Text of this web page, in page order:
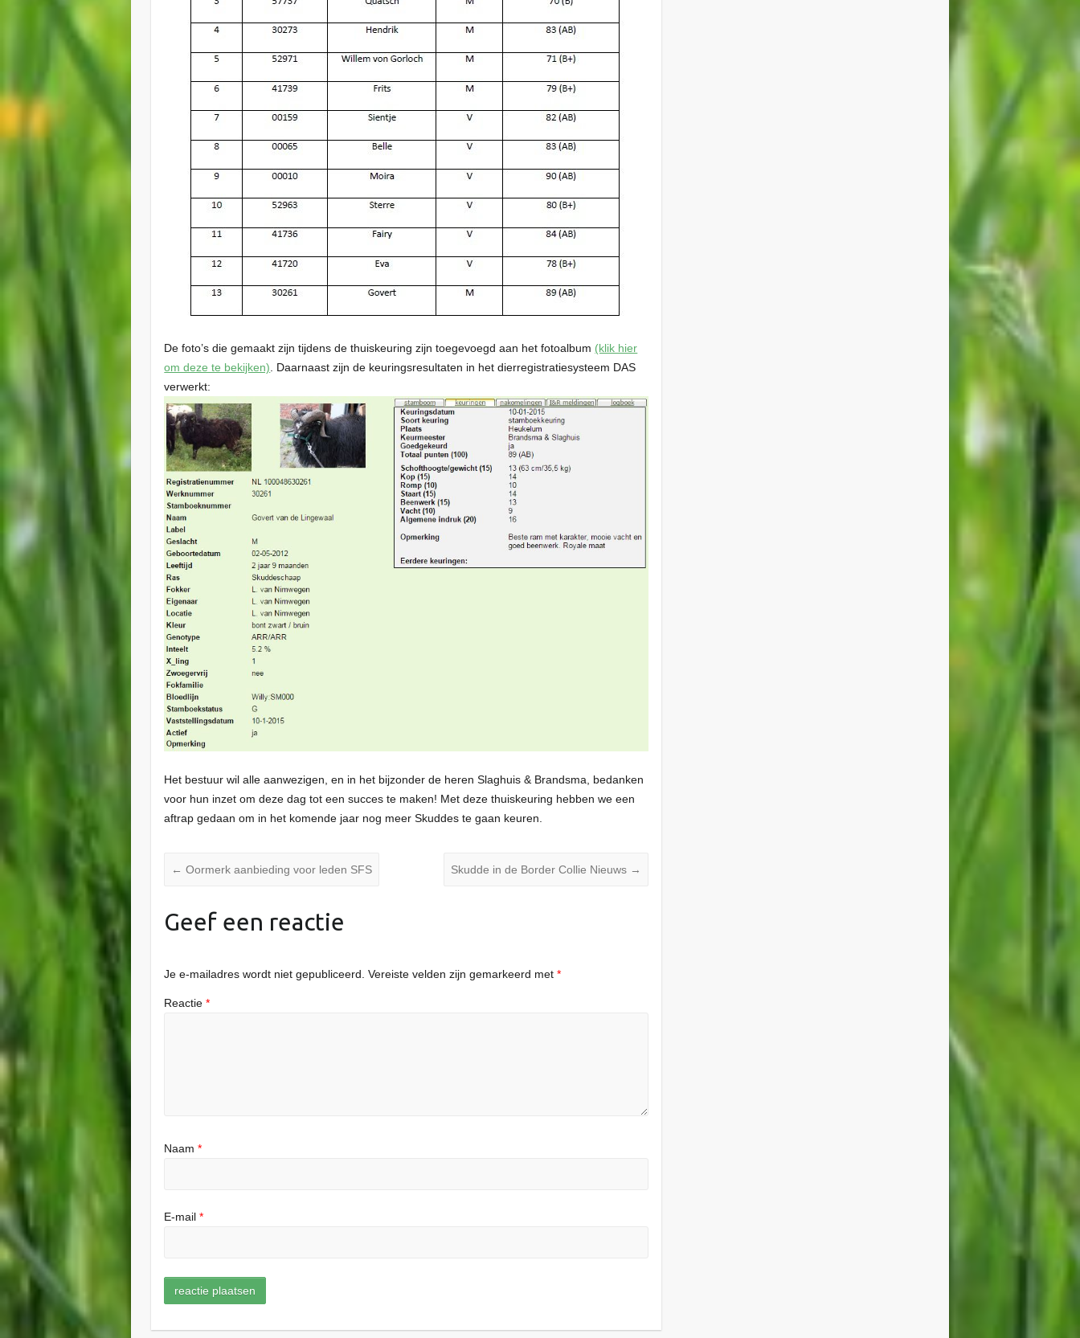
De foto’s die gemaakt zijn tijdens de thuiskeuring zijn toegevoegd aan het fotoalbum (klik hier
om deze te bekijken) . Daarnaast zijn de keuringsresultaten in het dierregistratiesysteem DAS
verwerkt:
Het bestuur wil alle aanwezigen, en in het bijzonder de heren Slaghuis & Brandsma, bedanken
voor hun inzet om deze dag tot een succes te maken! Met deze thuiskeuring hebben we een
aftrap gedaan om in het komende jaar nog meer Skuddes te gaan keuren.
← Oormerk aanbieding voor leden SFS Skudde in de Border Collie Nieuws →
Geef een reactie
Je e-mailadres wordt niet gepubliceerd. Vereiste velden zijn gemarkeerd met*
Reactie*
Naam*
E-mail*